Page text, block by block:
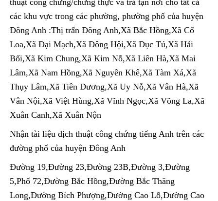
thuật công chứng/chứng thực và trả tận nơi cho tất cả
các khu vực trong các phường, phường phố của huyện
Đông Anh :Thị trấn Đông Anh,Xã Bắc Hồng,Xã Cổ
Loa,Xã Đại Mạch,Xã Đông Hội,Xã Dục Tú,Xã Hải
Bối,Xã Kim Chung,Xã Kim Nỗ,Xã Liên Hà,Xã Mai
Lâm,Xã Nam Hồng,Xã Nguyên Khê,Xã Tàm Xá,Xã
Thụy Lâm,Xã Tiên Dương,Xã Uy Nỗ,Xã Vân Hà,Xã
Vân Nội,Xã Việt Hùng,Xã Vĩnh Ngọc,Xã Võng La,Xã
Xuân Canh,Xã Xuân Nộn
Nhận tài liệu dịch thuật công chứng tiếng Anh trên các
đường phố của huyện Đông Anh
Đường 19,Đường 23,Đường 23B,Đường 3,Đường
5,Phố 72,Đường Bắc Hồng,Đường Bắc Thăng
Long,Đường Bích Phượng,Đường Cao Lỗ,Đường Cao